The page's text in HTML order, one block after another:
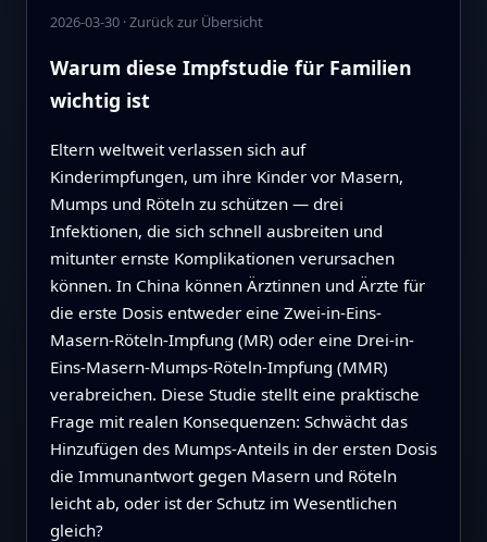
2026-03-30·Zurück zur Übersicht
Warum diese Impfstudie für Familien
wichtig ist
Eltern weltweit verlassen sich auf
Kinderimpfungen, um ihre Kinder vor Masern,
Mumps und Röteln zu schützen — drei
Infektionen, die sich schnell ausbreiten und
mitunter ernste Komplikationen verursachen
können. In China können Ärztinnen und Ärzte für
die erste Dosis entweder eine Zwei-in-Eins-
Masern‑Röteln‑Impfung (MR) oder eine Drei-in-
Eins‑Masern‑Mumps‑Röteln‑Impfung (MMR)
verabreichen. Diese Studie stellt eine praktische
Frage mit realen Konsequenzen: Schwächt das
Hinzufügen des Mumps-Anteils in der ersten Dosis
die Immunantwort gegen Masern und Röteln
leicht ab, oder ist der Schutz im Wesentlichen
gleich?